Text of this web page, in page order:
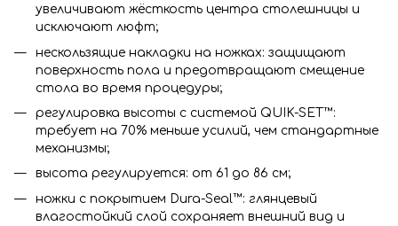
увеличивают жёсткость центра столешницы и
исключают люфт;
нескользящие накладки на ножках: защищают
поверхность пола и предотвращают смещение
стола во время процедуры;
регулировка высоты с системой QUIK-SET™:
требует на 70% меньше усилий, чем стандартные
механизмы;
высота регулируется: от 61 до 86 см;
ножки с покрытием Dura-Seal™: глянцевый
влагостойкий слой сохраняет внешний вид и